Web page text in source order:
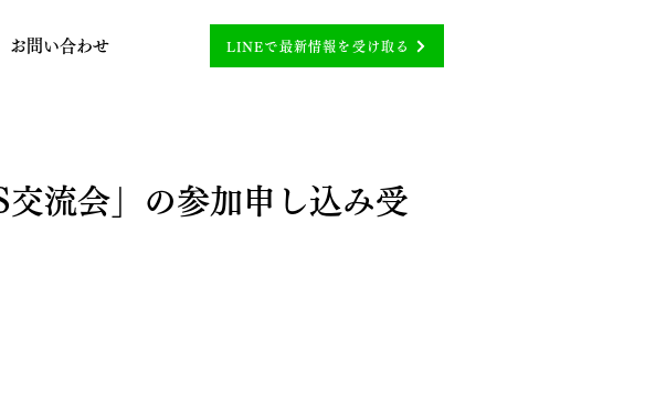
お問い合わせ LINEで最新情報を受け取る
流会」の参加申し込み受